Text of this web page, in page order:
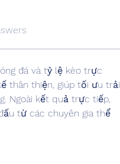
đá và tỷ lệ kèo trực
thân thiện, giúp tối ưu trải
Ngoài kết quả trực tiếp,
từ các chuyên gia thể